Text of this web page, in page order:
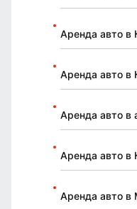
Аренда авто в
Аренда авто в
Аренда авто в
Аренда авто в
Аренда авто в